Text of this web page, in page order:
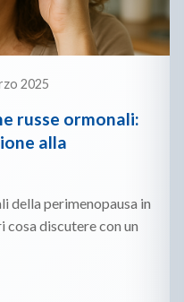
2025
russe ormonali:
alla
della perimenopausa in
cosa discutere con un